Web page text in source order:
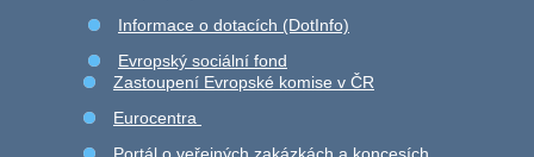
Informace o dotacích (DotInfo)
Evropský sociální fond
Zastoupení Evropské komise v ČR
Eurocentra
Portál o veřejných zakázkách a koncesích